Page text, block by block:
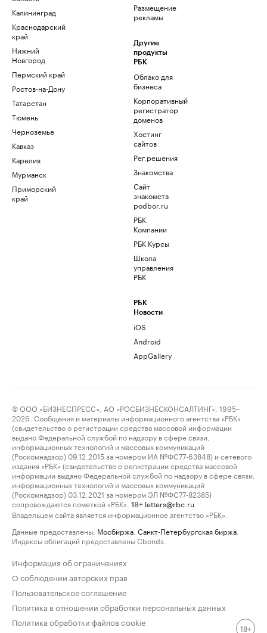
Калининград
Краснодарский
край
Нижний
Новгород
Пермский край
Ростов-на-Дону
Татарстан
Тюмень
Черноземье
Кавказ
Карелия
Мурманск
Приморский
край
Размещение
рекламы
Другие
продукты
РБК
Облако для
бизнеса
Корпоративный
регистратор
доменов
Хостинг
сайтов
Рег.решения
Знакомства
Сайт
знакомств
podbor.ru
РБК
Компании
РБК Курсы
Школа
управления
РБК
РБК
Новости
iOS
Android
AppGallery
© ООО «БИЗНЕСПРЕСС», АО «РОСБИЗНЕСКОНСАЛТИНГ», 1995–
2026. Сообщения и материалы информационного агентства «РБК»
(свидетельство о регистрации средства массовой информации
выдано Федеральной службой по надзору в сфере связи,
информационных технологий и массовых коммуникаций
(Роскомнадзор) 09.12.2015 за номером ИА №ФС77-63848) и сетевого
издания «РБК» (свидетельство о регистрации средства массовой
информации выдано Федеральной службой по надзору в сфере связи,
информационных технологий и массовых коммуникаций
(Роскомнадзор) 03.12.2021 за номером ЭЛ №ФС77-82385)
сопровождаются пометкой «РБК».
18+ letters@rbc.ru
Владельцем сайта является информационное агентство «РБК».
Данные предоставлены: Мосбиржа Санкт-Петербургская биржа
Индексы облигаций предоставлены Cbonds.
Информация об ограничениях
О соблюдении авторских прав
Пользовательское соглашение
Политика в отношении обработки персональных данных
Политика обработки файлов cookie
18+